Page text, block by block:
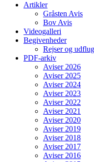
Artikler
Gråsten Avis
Bov Avis
Videogalleri
Begivenheder
Rejser og
PDF-arkiv
Aviser 2026
Aviser 2025
Aviser 2024
Aviser 2023
Aviser 2022
Aviser 2021
Aviser 2020
Aviser 2019
Aviser 2018
Aviser 2017
Aviser 2016